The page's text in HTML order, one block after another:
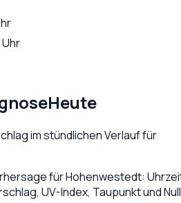
Uhr
Heute
im stündlichen Verlauf für
fürHohenwestedt:
UV-Index, Taupunkt und